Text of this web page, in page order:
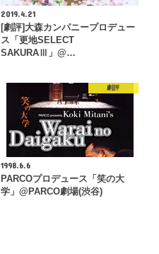
2019.4.21
[劇評]大森カンパニープロデュー
ス「更地SELECT
SAKURAⅢ」@…
劇評
1998.6.6
PARCOプロデュース「笑の大
学」@PARCO劇場(渋谷)